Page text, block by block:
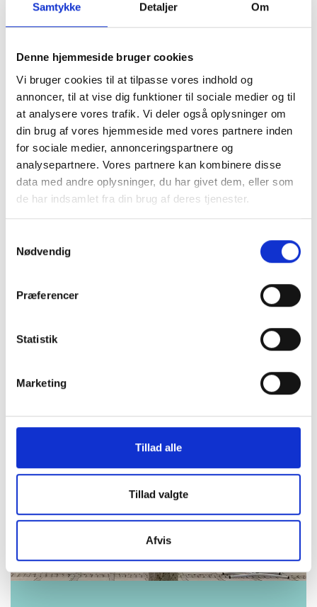
Samtykke Detaljer Om
Denne hjemmeside bruger cookies
Vi bruger cookies til at tilpasse vores indhold og
annoncer, til at vise dig funktioner til sociale medier og til
at analysere vores trafik. Vi deler også oplysninger om
din brug af vores hjemmeside med vores partnere inden
for sociale medier, annonceringspartnere og
analysepartnere. Vores partnere kan kombinere disse
data med andre oplysninger, du har givet dem, eller som
de har indsamlet fra din brug af deres tjenester.
Nødvendig
Præferencer
Statistik
Marketing
Tillad alle
Tillad valgte
Afvis
med
Montering (OBS.
MacBook Pro
8.469 kr.